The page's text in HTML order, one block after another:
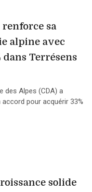
renforce sa
alpine avec
Terrésens
des Alpes (CDA) a
pour acquérir 33%
solide